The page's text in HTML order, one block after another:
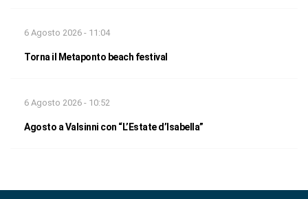
6 Agosto 2026 - 11:04
Torna il Metaponto beach festival
6 Agosto 2026 - 10:52
Agosto a Valsinni con “L’Estate d’Isabella”